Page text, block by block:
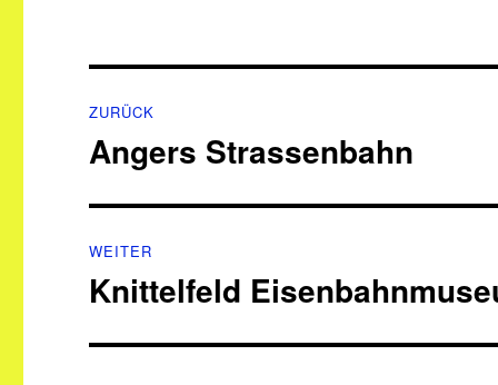
ZURÜCK
Vorheriger
Beitrag:
Angers Strassenbahn
WEITER
Nächster
Knittelfeld